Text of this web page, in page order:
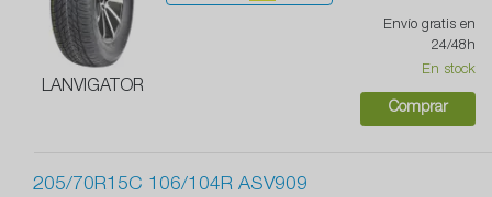
LANVIGATOR
Envío gratis en
24/48h
En stock
Comprar
205/70R15C 106/104R ASV909